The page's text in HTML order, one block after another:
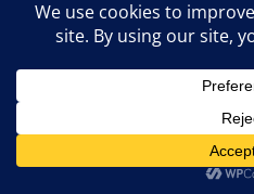
mesterséges intelligencia
Star
szintetikus